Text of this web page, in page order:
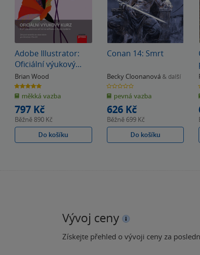
Adobe Illustrator:
Oficiální výukový
kurz
Brian Wood
5.0
z
5
hvězdiček
měkká vazba
797 Kč
Běžně 890 Kč
Do košíku
Conan 14: Smrt
Becky Cloonanová & další
0.0
z
5
hvězdiček
pevná vazba
626 Kč
Běžně 699 Kč
Do košíku
z
Vývoj ceny
Získejte přehled o vývoji ceny za